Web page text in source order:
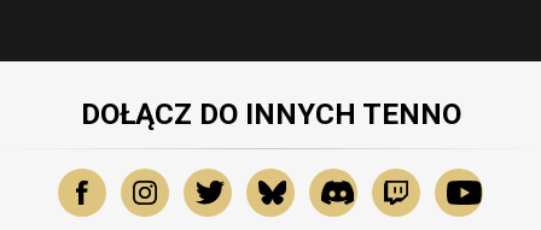
DOŁĄCZ DO INNYCH TENNO